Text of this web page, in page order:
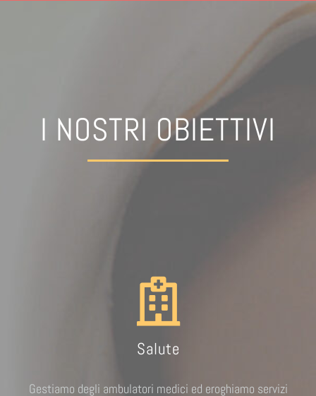
I NOSTRI OBIETTIVI
Salute
Gestiamo degli ambulatori medici ed eroghiamo servizi